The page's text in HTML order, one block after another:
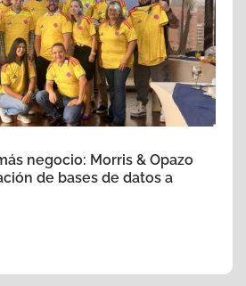
negocio: Morris & Opazo
de bases de datos a